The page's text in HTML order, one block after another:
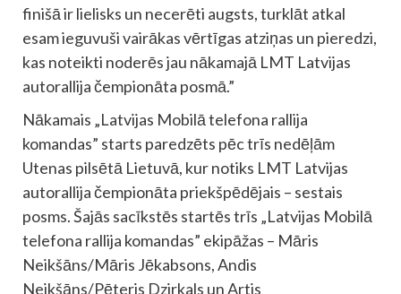
finišā ir lielisks un necerēti augsts, turklāt atkal
esam ieguvuši vairākas vērtīgas atziņas un pieredzi,
kas noteikti noderēs jau nākamajā LMT Latvijas
autorallija čempionāta posmā.”
Nākamais „Latvijas Mobilā telefona rallija
komandas” starts paredzēts pēc trīs nedēļām
Utenas pilsētā Lietuvā, kur notiks LMT Latvijas
autorallija čempionāta priekšpēdējais – sestais
posms. Šajās sacīkstēs startēs trīs „Latvijas Mobilā
telefona rallija komandas” ekipāžas – Māris
Neikšāns/Māris Jēkabsons, Andis
Neikšāns/Pēteris Dzirkals un Artis